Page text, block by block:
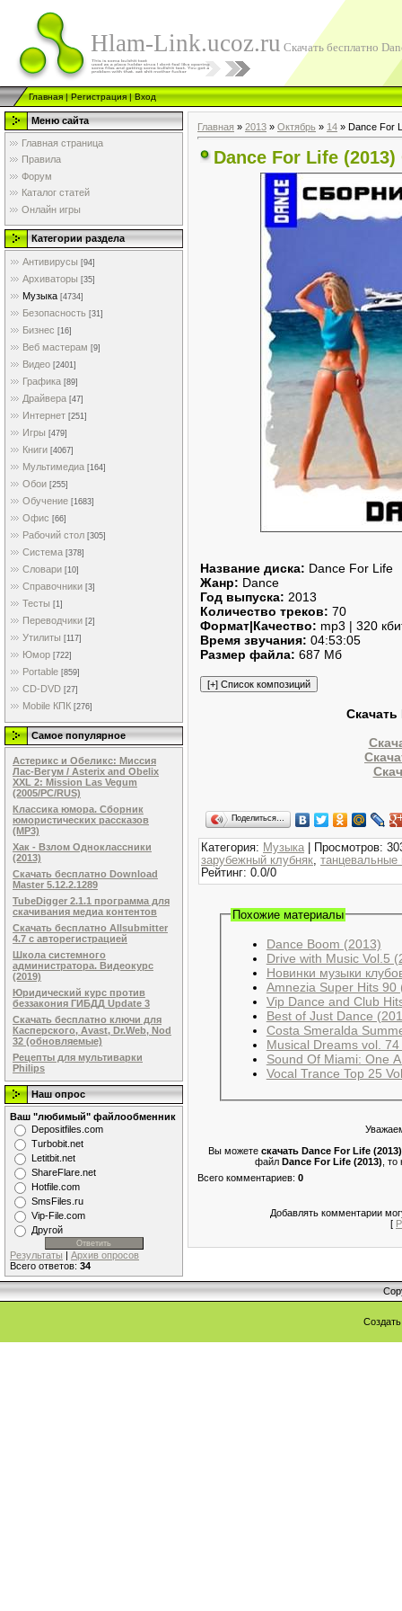
Hlam-Link.ucoz.ru Скачать бесплатно
Главная|Регистрация|Вход
Меню сайта
Главная страница
Правила
Форум
Каталог статей
Онлайн игры
Категории раздела
Антивирусы [94]
Архиваторы [35]
Музыка [4734]
Безопасность [31]
Бизнес [16]
Веб мастерам [9]
Видео [2401]
Графика [89]
Драйвера [47]
Интернет [251]
Игры [479]
Книги [4067]
Мультимедиа [164]
Обои [255]
Обучение [1683]
Офис [66]
Рабочий стол [305]
Система [378]
Словари [10]
Справочники [3]
Тесты [1]
Переводчики [2]
Утилиты [117]
Юмор [722]
Portable [859]
CD-DVD [27]
Mobile КПК [276]
Самое популярное
Астерикс и Обеликс: Миссия
Лас-Вегум / Asterix and Obelix
XXL 2: Mission Las Vegum
(2005/PC/RUS)
Классика юмора. Сборник
юмористических рассказов
(MP3)
Хак - Взлом Одноклассники
(2013)
Скачать бесплатно Download
Master 5.12.2.1289
TubeDigger 2.1.1 программа для
скачивания медиа контентов
Скачать бесплатно Allsubmitter
4.7 с авторегистрацией
Школа системного
администратора. Видеокурс
(2019)
Юридический курс против
беззакония ГИБДД Update 3
Скачать бесплатно ключи для
Касперского, Avast, Dr.Web, Nod
32 (обновляемые)
Рецепты для мультиварки
Philips
Наш опрос
Ваш "любимый" файлообменник
Dеpоsitfilеs.com
Turbobit.net
Letitbit.net
ShareFlare.net
Hotfile.com
SmsFiles.ru
Vip-File.com
Другой
Результаты | Архив опросов
Всего ответов: 34
Главная » 2013 » Октябрь » 14 » Dance For
Dance For Life
Название диска: Dance For Life
Жанр: Dance
Год выпуска: 2013
Количество треков: 70
Формат|Качество: mp3 | 320
Время звучания: 04:53:05
Размер файла: 687 Мб
Скачать
Поделиться…
Категория: Музыка Просмотров:
зарубежный клубняк танцевальные
Рейтинг: 0.0/0
Похожие материалы
Dance Boom (2013)
Drive with Music Vol.5
Новинки музыки
Amnezia Super Hits 90
Vip Dance and Club
Best of Just Dance
Costa Smeralda
Musical Dreams vol.
Sound Of Miami: One
Vocal Trance Top 25
Вы можете скачать Dance For Life
файл Dance For Life (2013) ,
Всего комментариев: 0
Добавлять комментарии
[